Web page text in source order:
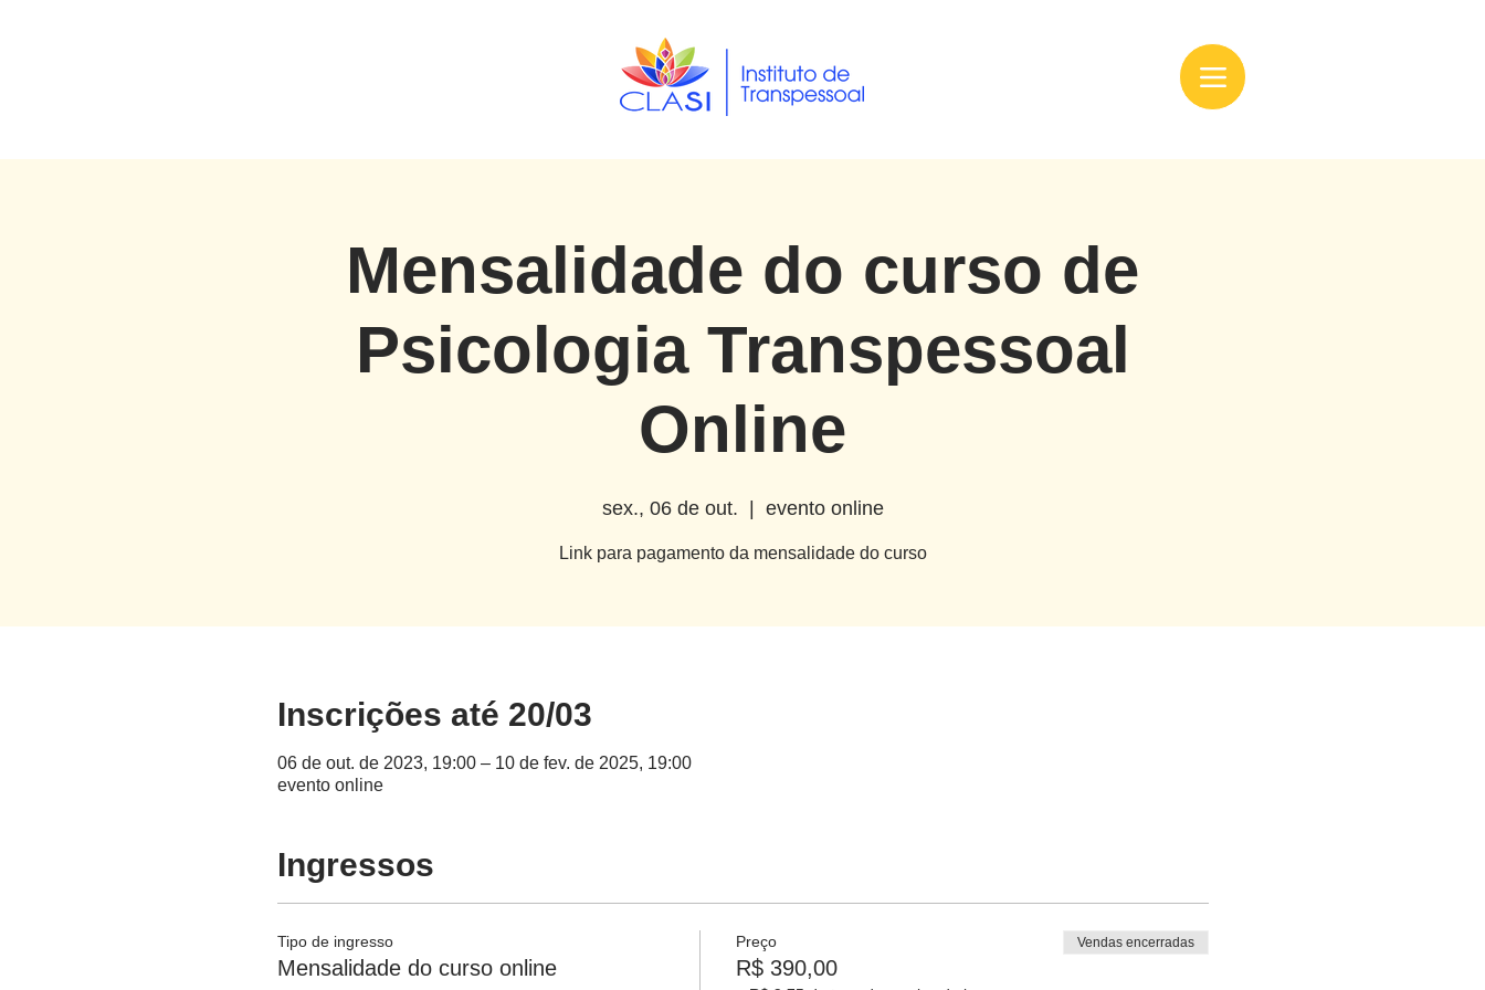
Mensalidade do curso de
Psicologia Transpessoal
Online
sex., 06 de out. evento online
Link para pagamento da mensalidade do curso
Inscrições até 20/03
06 de out. de 2023, 19:00 – 10 de fev. de 2025, 19:00
evento online
Ingressos
Tipo de ingresso
Mensalidade do curso online
Preço
R$ 390,00
Vendas encerradas